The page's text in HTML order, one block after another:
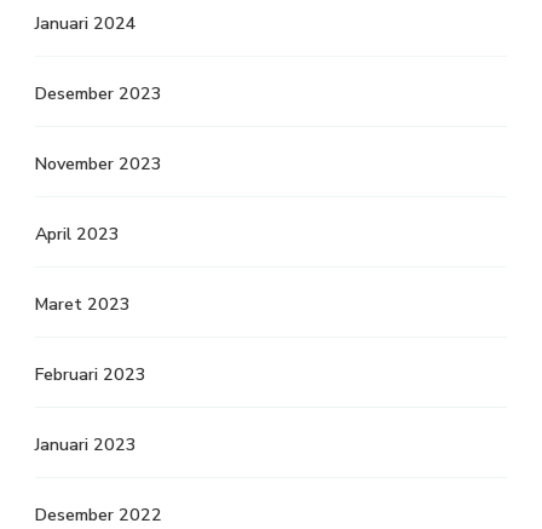
Januari 2024
Desember 2023
November 2023
April 2023
Maret 2023
Februari 2023
Januari 2023
Desember 2022